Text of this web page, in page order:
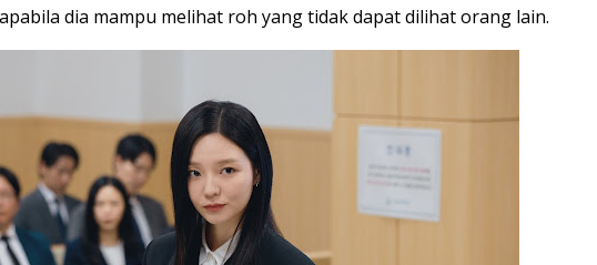
dia mampu melihat roh yang tidak dapat dilihat orang lain.